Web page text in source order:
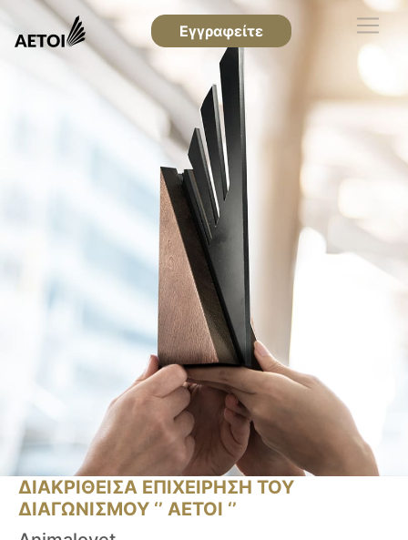
Εγγραφείτε
ΔΙΑΚΡΙΘΕΙΣΑ ΕΠΙΧΕΙΡΗΣΗ ΤΟΥ
ΔΙΑΓΩΝΙΣΜΟΥ ‘’ ΑΕΤΟΙ ‘’